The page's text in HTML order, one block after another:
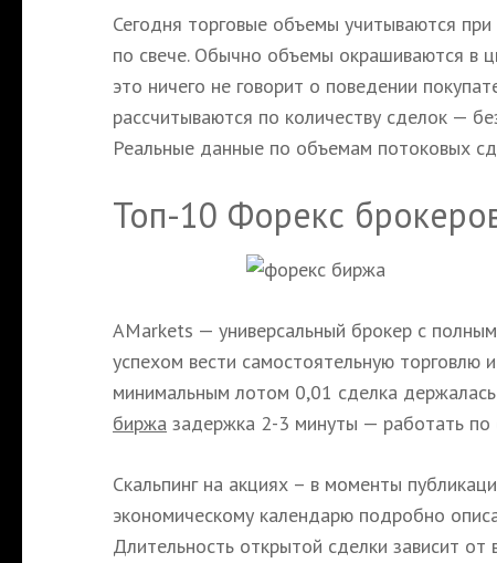
Сегодня торговые объемы учитываются
по свече. Обычно объемы окрашиваются в
это ничего не говорит о поведении
рассчитываются по количеству сделок —
Реальные данные по объемам потоковых
Топ-10 Форекс
AMarkets — универсальный брокер с
успехом вести самостоятельную торговлю
минимальным лотом 0,01 сделка
биржа задержка 2-3 минуты — работать по
Скальпинг на акциях – в моменты
экономическому календарю подробно
Длительность открытой сделки зависит